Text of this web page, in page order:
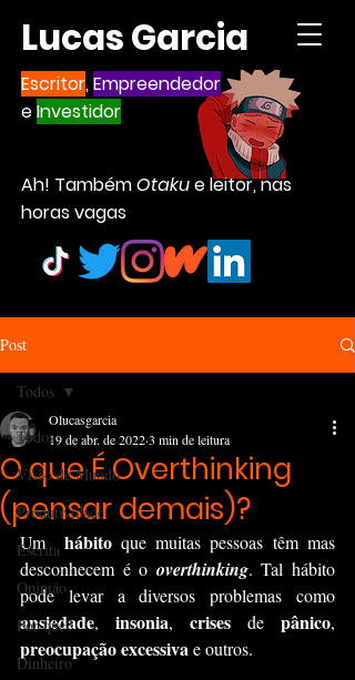
Lucas Garcia
Escritor,Empreendedor
eInvestidor
Ah! TambémOtakue leitor, nas
horas vagas
Post
Todos
Visão de Mundo
Produtividade
Escrita
Opinião
Por que?
Dinheiro
Todos
O que É Overthinking
(pensar demais)?
Olucasgarcia
19 de abr. de 20223 min de leitura
Um hábito que muitas pessoas têm mas
desconhecem é o overthinking. Tal hábito
ansiedade, insonia, crises de pânico
preocupação excessiva e outros.